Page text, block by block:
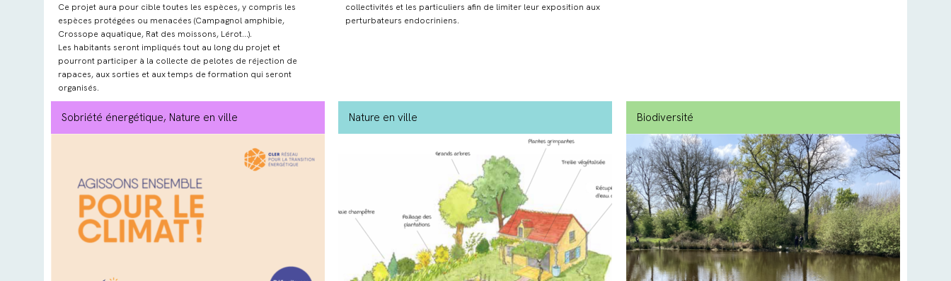
Ce projet aura pour cible toutes les espèces, y compris les
espèces protégées ou menacées (Campagnol amphibie,
Crossope aquatique, Rat des moissons, Lérot…).
Les habitants seront impliqués tout au long du projet et
pourront participer à la collecte de pelotes de réjection de
rapaces, aux sorties et aux temps de formation qui seront
organisés.
collectivités et les particuliers afin de limiter leur exposition aux
perturbateurs endocriniens.
Sobriété énergétique, Nature en ville Nature en ville Biodiversité